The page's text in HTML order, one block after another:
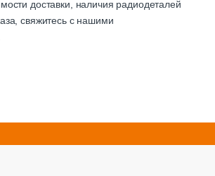
доставки, наличия радиодеталей
свяжитесь с нашими